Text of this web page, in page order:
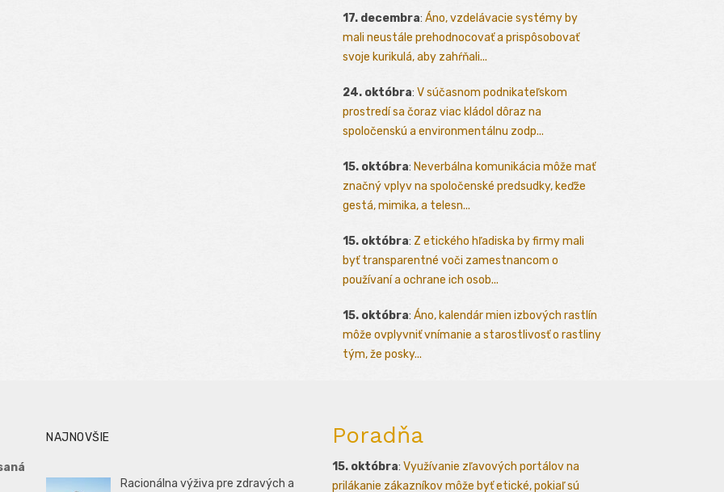
17. decembra: Áno, vzdelávacie systémy by
mali neustále prehodnocovať a prispôsobovať
svoje kurikulá, aby zahŕňali...
24. októbra: V súčasnom podnikateľskom
prostredí sa čoraz viac kládol dôraz na
spoločenskú a environmentálnu zodp...
15. októbra: Neverbálna komunikácia môže mať
značný vplyv na spoločenské predsudky, keďže
gestá, mimika, a telesn...
15. októbra: Z etického hľadiska by firmy mali
byť transparentné voči zamestnancom o
používaní a ochrane ich osob...
15. októbra: Áno, kalendár mien izbových rastlín
môže ovplyvniť vnímanie a starostlivosť o rastliny
tým, že posky...
NAJNOVŠIE
Racionálna výživa pre zdravých a
Poradňa
15. októbra: Využívanie zľavových portálov na
prilákanie zákazníkov môže byť etické, pokiaľ sú